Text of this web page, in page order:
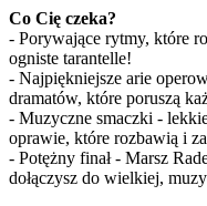
Co Cię czeka?
- Porywające rytmy, które
ogniste tarantelle!
- Najpiękniejsze arie
dramatów, które poruszą
- Muzyczne smaczki -
oprawie, które rozbawią i
- Potężny finał - Marsz
dołączysz do wielkiej,